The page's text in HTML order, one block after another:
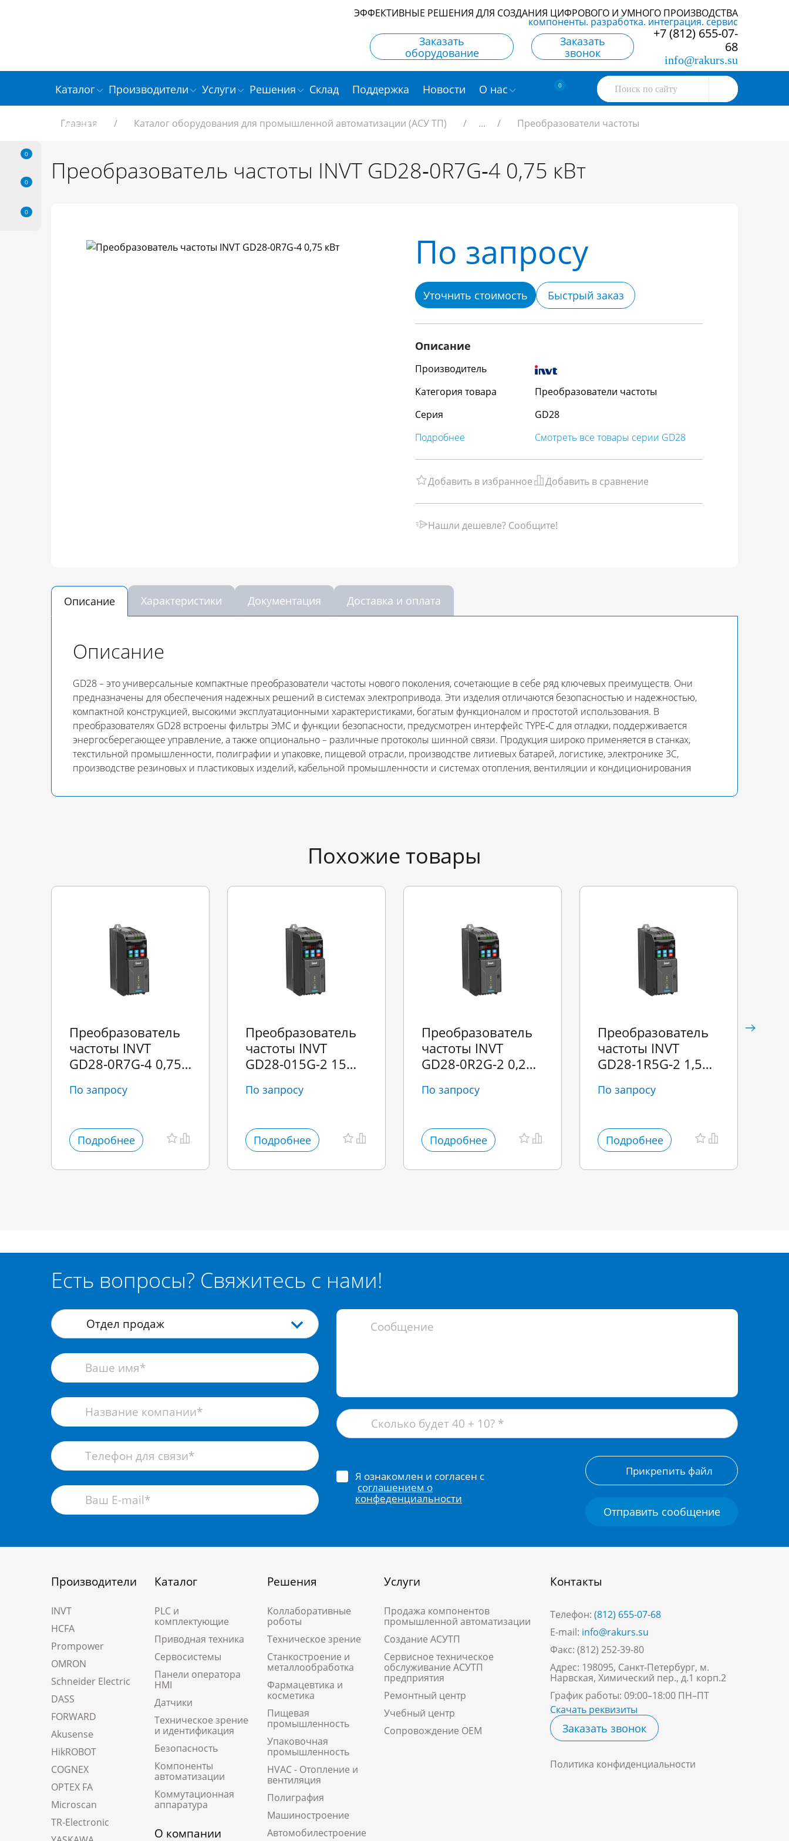
0
0
0
ЭФФЕКТИВНЫЕ РЕШЕНИЯ ДЛЯ СОЗДАНИЯ ЦИФРОВОГО И УМНОГО ПРОИЗВОДСТВА
компоненты. разработка. интеграция. сервис
Заказать
оборудование
Заказать
звонок
+7 (812) 655-07-
68
info@rakurs.su
Каталог Производители Услуги Решения Склад Поддержка Новости О нас
Контакты
0
Главная / Каталог оборудования для промышленной автоматизации (АСУ ТП) / ... / Преобразователи частоты
Преобразователь частоты INVT GD28‑0R7G‑4 0,75 кВт
По запросу
Уточнить стоимость Быстрый заказ
Описание
Производитель
Категория товара
Преобразователи частоты
Серия
GD28
Подробнее
Смотреть все товары серии GD28
Добавить в избранное Добавить в сравнение
Нашли дешевле? Сообщите!
Описание Характеристики Документация Доставка и оплата
Описание
GD28 – это универсальные компактные преобразователи частоты нового поколения, сочетающие в себе ряд ключевых преимуществ. Они
предназначены для обеспечения надежных решений в системах электропривода. Эти изделия отличаются безопасностью и надежностью,
компактной конструкцией, высокими эксплуатационными характеристиками, богатым функционалом и простотой использования. В
преобразователях GD28 встроены фильтры ЭМС и функции безопасности, предусмотрен интерфейс TYPE‑C для отладки, поддерживается
энергосберегающее управление, а также опционально – различные протоколы шинной связи. Продукция широко применяется в станках,
текстильной промышленности, полиграфии и упаковке, пищевой отрасли, производстве литиевых батарей, логистике, электронике 3C,
производстве резиновых и пластиковых изделий, кабельной промышленности и системах отопления, вентиляции и кондиционирования
Похожие товары
Преобразователь
частоты INVT
GD28‑0R7G‑4 0,75
По запросу
Подробнее
Преобразователь
частоты INVT
GD28‑015G-2 15
По запросу
Подробнее
Преобразователь
частоты INVT
GD28‑0R2G‑2 0,2
По запросу
Подробнее
Преобразователь
частоты INVT
GD28‑1R5G‑2 1,5
По запросу
Подробнее
Есть вопросы? Свяжитесь с нами!
Отдел продаж
Я ознакомлен и согласен с
соглашением о
конфеденциальности
Прикрепить файл
Производители
INVT
HCFA
Prompower
OMRON
Schneider Electric
DASS
FORWARD
Akusense
HikROBOT
COGNEX
OPTEX FA
Microscan
TR-Electronic
Каталог
PLC и
комплектующие
Приводная техника
Сервосистемы
Панели оператора
HMI
Датчики
Техническое зрение
и идентификация
Безопасность
Компоненты
автоматизации
Коммутационная
аппаратура
О компании
Решения
Коллаборативные
роботы
Техническое зрение
Станкостроение и
металлообработка
Фармацевтика и
косметика
Пищевая
промышленность
Упаковочная
промышленность
HVAC - Отопление и
вентиляция
Полиграфия
Машиностроение
Автомобилестроение
Услуги
Продажа компонентов
промышленной автоматизации
Создание АСУТП
Сервисное техническое
обслуживание АСУТП
предприятия
Ремонтный центр
Учебный центр
Сопровождение ОЕМ
Контакты
Телефон: (812) 655-07-68
E-mail: info@rakurs.su
Факс: (812) 252-39-80
Адрес: 198095, Санкт-Петербург, м.
Нарвская, Химический пер., д.1 корп.2
График работы: 09:00–18:00 ПН–ПТ
Скачать реквизиты
Заказать звонок
Политика конфиденциальности